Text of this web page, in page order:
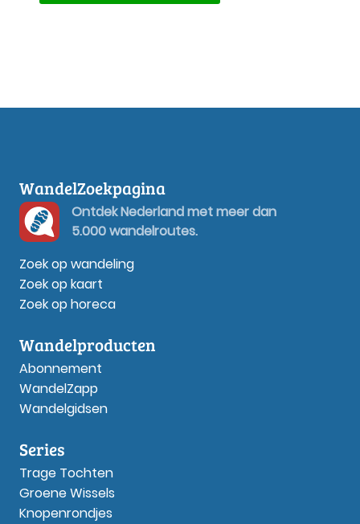
WandelZoekpagina
Ontdek Nederland met meer dan
5.000 wandelroutes.
Zoek op wandeling
Zoek op kaart
Zoek op horeca
Wandelproducten
Abonnement
WandelZapp
Wandelgidsen
Series
Trage Tochten
Groene Wissels
Knopenrondjes